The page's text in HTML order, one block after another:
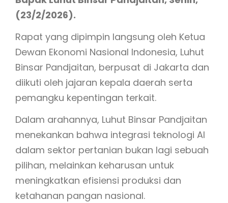
(23/2/2026).
​Rapat yang dipimpin langsung oleh Ketua
Dewan Ekonomi Nasional Indonesia, Luhut
Binsar Pandjaitan, berpusat di Jakarta dan
diikuti oleh jajaran kepala daerah serta
pemangku kepentingan terkait.
​Dalam arahannya, Luhut Binsar Pandjaitan
menekankan bahwa integrasi teknologi AI
dalam sektor pertanian bukan lagi sebuah
pilihan, melainkan keharusan untuk
meningkatkan efisiensi produksi dan
ketahanan pangan nasional.